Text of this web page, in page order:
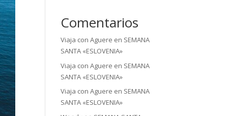
Comentarios
Viaja con Aguere en SEMANA
SANTA «ESLOVENIA»
Viaja con Aguere en SEMANA
SANTA «ESLOVENIA»
Viaja con Aguere en SEMANA
SANTA «ESLOVENIA»